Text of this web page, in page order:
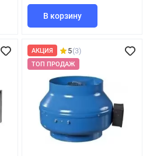
В корзину
АКЦИЯ
ТОП ПРОДАЖ
5(3)